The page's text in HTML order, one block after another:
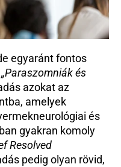
egyaránt fontos
„Paraszomniák és
azokat az
amelyek
és
gyakran komoly
Resolved
pedig olyan rövid,